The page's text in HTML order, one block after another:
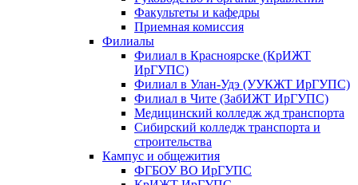
Факультеты и кафедры
Приемная комиссия
Филиалы
Филиал в Красноярске (КрИЖТ
ИрГУПС)
Филиал в Улан-Удэ (УУКЖТ ИрГУПС)
Филиал в Чите (ЗабИЖТ ИрГУПС)
Медицинский колледж жд транспорта
Сибирский колледж транспорта и
строительства
Кампус и общежития
ФГБОУ ВО ИрГУПС